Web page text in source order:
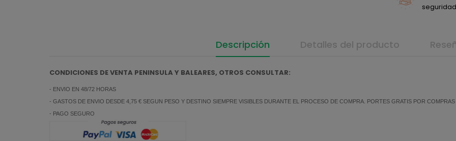
Descripción Detalles del producto
CONDICIONES DE VENTA PENINSULA Y BALEARES, OTROS CONSULTAR:
- ENVIO EN 48/72 HORAS
- GASTOS DE ENVIO DESDE 4,75 € SEGUN PESO Y DESTINO SIEMPRE VISIBLES DURANTE EL PROCESO DE COMPRA. PORTES GRATIS POR COMPRAS
- PAGO SEGURO